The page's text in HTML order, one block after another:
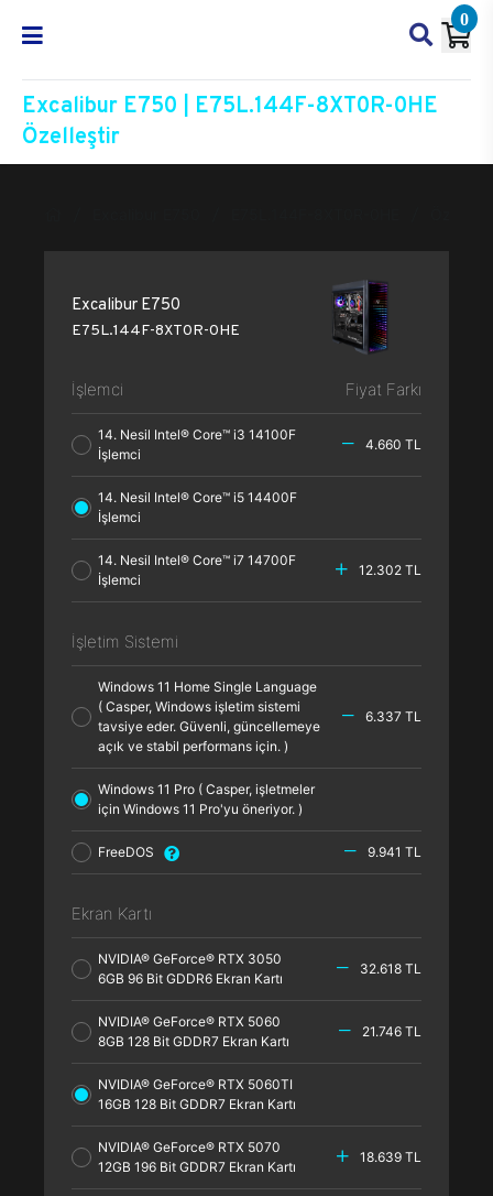
0
Excalibur E750 | E75L.144F-8XT0R-0HE
Özelleştir
Excalibur E750
E75L.144F-8XT0R-0HE
İşlemci Fiyat Farkı
14. Nesil Intel® Core™ i3 14100F
İşlemci
4.660 TL
14. Nesil Intel® Core™ i5 14400F
İşlemci
14. Nesil Intel® Core™ i7 14700F
İşlemci
12.302 TL
İşletim Sistemi
Windows 11 Home Single Language
( Casper, Windows işletim sistemi
tavsiye eder. Güvenli, güncellemeye
açık ve stabil performans için. )
6.337 TL
Windows 11 Pro ( Casper, işletmeler
için Windows 11 Pro'yu öneriyor. )
FreeDOS 9.941 TL
Ekran Kartı
NVIDIA® GeForce® RTX 3050
6GB 96 Bit GDDR6 Ekran Kartı
32.618 TL
NVIDIA® GeForce® RTX 5060
8GB 128 Bit GDDR7 Ekran Kartı
21.746 TL
NVIDIA® GeForce® RTX 5060TI
16GB 128 Bit GDDR7 Ekran Kartı
NVIDIA® GeForce® RTX 5070
12GB 196 Bit GDDR7 Ekran Kartı
18.639 TL